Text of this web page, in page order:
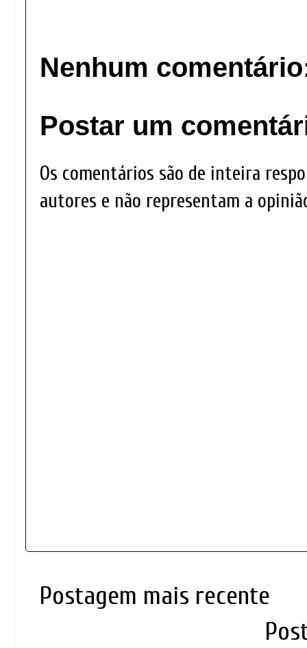
Nenhum
Postar um
Os comentários são de inteira
autores e não representam a
Postagem mais recente